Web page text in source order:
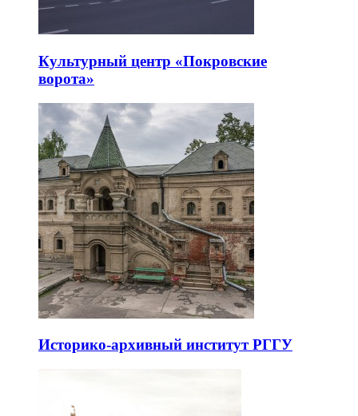
Культурный центр «Покровские
ворота»
Историко-архивный институт РГГУ